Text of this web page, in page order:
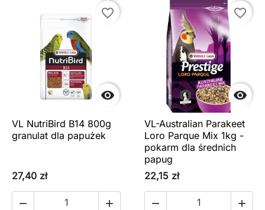

favorite_border
VL NutriBird B14 800g
granulat dla papużek
27,40 zł
 

favorite_border
VL-Australian Parakeet
Loro Parque Mix 1kg -
pokarm dla średnich
papug
22,15 zł
 